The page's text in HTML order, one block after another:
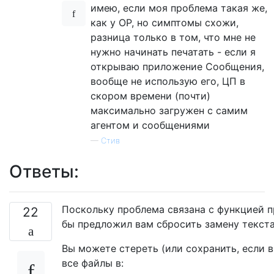
имею, если моя проблема такая же,
как у OP, но симптомы схожи,
разница только в том, что мне не
нужно начинать печатать - если я
открываю приложение Сообщения,
вообще не использую его, ЦП в
скором времени (почти)
максимально загружен с самим
агентом и сообщениями
— Стив
Ответы:
22
Поскольку проблема связана с функцией
бы предложил вам сбросить замену
Вы можете стереть (или сохранить, если
все файлы в: